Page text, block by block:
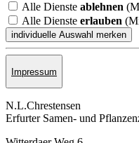
Alle Dienste ablehnen
Alle Dienste erlauben
Impressum
N.L.Chrestensen
Erfurter Samen- und